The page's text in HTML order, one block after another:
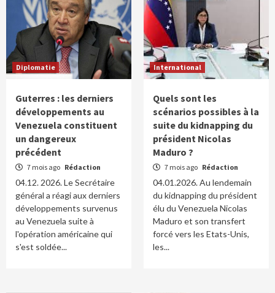
Diplomatie
Guterres : les derniers
développements au
Venezuela constituent
un dangereux
précédent
7 mois ago Rédaction
04.12. 2026. Le Secrétaire
général a réagi aux derniers
développements survenus
au Venezuela suite à
l'opération américaine qui
s'est soldée...
International
Quels sont les
scénarios possibles à la
suite du kidnapping du
président Nicolas
Maduro ?
7 mois ago Rédaction
04.01.2026. Au lendemain
du kidnapping du président
élu du Venezuela Nicolas
Maduro et son transfert
forcé vers les Etats-Unis,
les...